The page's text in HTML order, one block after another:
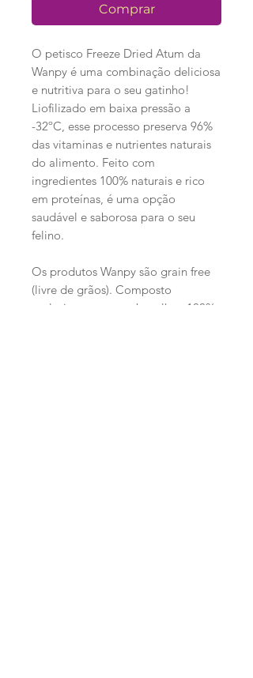
Comprar
O petisco Freeze Dried Atum da
Wanpy é uma combinação deliciosa
e nutritiva para o seu gatinho!
Liofilizado em baixa pressão a
-32ºC, esse processo preserva 96%
das vitaminas e nutrientes naturais
do alimento. Feito com
ingredientes 100% naturais e rico
em proteínas, é uma opção
saudável e saborosa para o seu
felino.
Os produtos Wanpy são grain free
(livre de grãos). Composto
exclusivamente por bacalhau 100%,